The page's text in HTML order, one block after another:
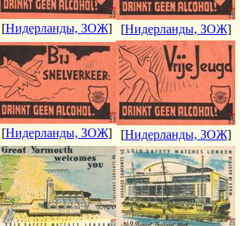
[Нидерланды, ЗОЖ] [Нидерланды, ЗОЖ]
[Нидерланды, ЗОЖ] [Нидерланды, ЗОЖ]